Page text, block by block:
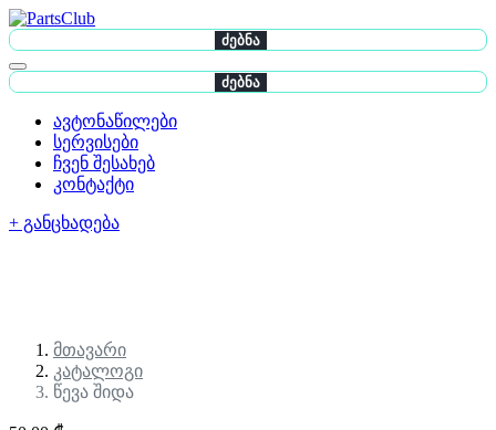
ძებნა
ძებნა
ავტონაწილები
სერვისები
ჩვენ შესახებ
კონტაქტი
+ განცხადება
მთავარი
კატალოგი
წევა შიდა